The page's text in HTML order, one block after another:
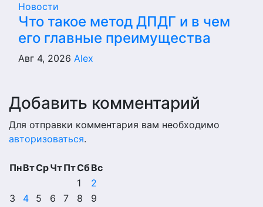
Новости
Что такое метод ДПДГ и в чем
его главные преимущества
Авг 4, 2026 Alex
Добавить комментарий
Для отправки комментария вам необходимо
авторизоваться.
ПнВтСрЧтПтСбВс
1
2
3
4 5 6 7 8
9